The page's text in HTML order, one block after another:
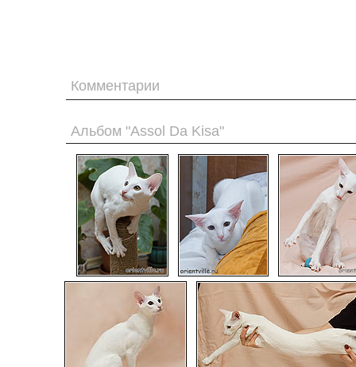
Комментарии
Альбом "Assol Da Kisa"